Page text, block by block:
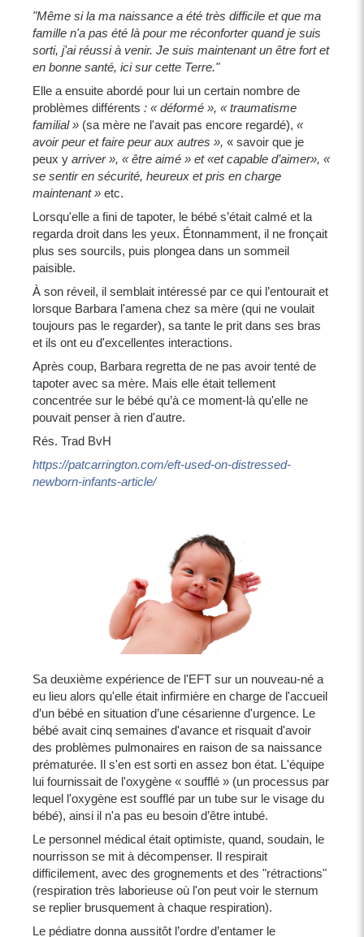
"Même si la ma naissance a été très difficile et que ma
famille n'a pas été là pour me réconforter quand je suis
sorti, j'ai réussi à venir. Je suis maintenant un être fort et
en bonne santé, ici sur cette Terre."
Elle a ensuite abordé pour lui un certain nombre de
problèmes différents : « déformé », « traumatisme
familial » (sa mère ne l'avait pas encore regardé), «
avoir peur et faire peur aux autres », « savoir que je
peux y arriver », « être aimé » et «et capable d’aimer», «
se sentir en sécurité, heureux et pris en charge
maintenant » etc.
Lorsqu'elle a fini de tapoter, le bébé s’était calmé et la
regarda droit dans les yeux. Étonnamment, il ne fronçait
plus ses sourcils, puis plongea dans un sommeil
paisible.
À son réveil, il semblait intéressé par ce qui l’entourait et
lorsque Barbara l'amena chez sa mère (qui ne voulait
toujours pas le regarder), sa tante le prit dans ses bras
et ils ont eu d'excellentes interactions.
Après coup, Barbara regretta de ne pas avoir tenté de
tapoter avec sa mère. Mais elle était tellement
concentrée sur le bébé qu’à ce moment-là qu'elle ne
pouvait penser à rien d'autre.
Rés. Trad BvH
https://patcarrington.com/eft-used-on-distressed-
newborn-infants-article/
Sa deuxième expérience de l'EFT sur un nouveau-né a
eu lieu alors qu'elle était infirmière en charge de l'accueil
d’un bébé en situation d’une césarienne d'urgence. Le
bébé avait cinq semaines d'avance et risquait d'avoir
des problèmes pulmonaires en raison de sa naissance
prématurée. Il s'en est sorti en assez bon état. L'équipe
lui fournissait de l'oxygène « soufflé » (un processus par
lequel l'oxygène est soufflé par un tube sur le visage du
bébé), ainsi il n'a pas eu besoin d’être intubé.
Le personnel médical était optimiste, quand, soudain, le
nourrisson se mit à décompenser. Il respirait
difficilement, avec des grognements et des "rétractions"
(respiration très laborieuse où l'on peut voir le sternum
se replier brusquement à chaque respiration).
Le pédiatre donna aussitôt l’ordre d’entamer le